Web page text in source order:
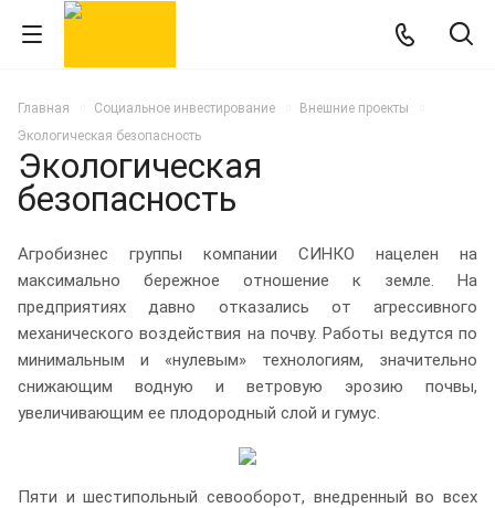
Главная Социальное инвестирование
Внешние проекты
Экологическая безопасность
Экологическая
безопасность
Агробизнес группы компании СИНКО нацелен на
максимально бережное отношение к земле. На
предприятиях давно отказались от агрессивного
механического воздействия на почву. Работы ведутся по
минимальным и «нулевым» технологиям, значительно
снижающим водную и ветровую эрозию почвы,
увеличивающим ее плодородный слой и гумус.
Пяти и шестипольный севооборот, внедренный во всех